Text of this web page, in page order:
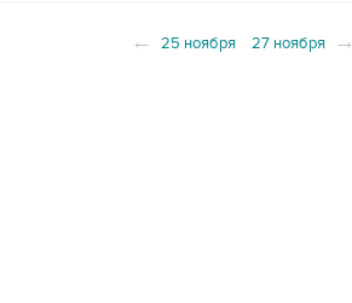
← 25 ноября 27 ноября →